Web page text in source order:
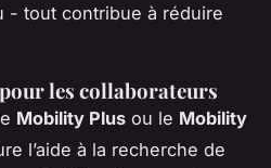
- tout contribue à réduire
les collaborateurs
Mobility Plus ou le Mobility
l’aide à la recherche de